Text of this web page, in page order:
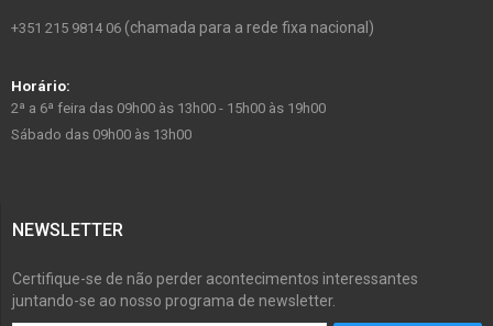
+351 215 9814 06 (chamada para a rede fixa nacional)
Horário:
2ª a 6ª feira das 09h00 às 13h00 - 15h00 às 19h00
Sábado das 09h00 às 13h00
NEWSLETTER
Certifique-se de não perder acontecimentos interessantes
juntando-se ao nosso programa de newsletter.